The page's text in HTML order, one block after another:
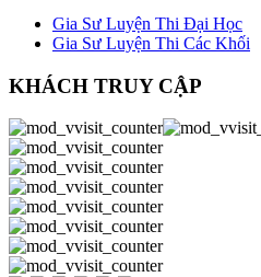
Gia Sư Luyện Thi Đại Học
Gia Sư Luyện Thi Các Khối
KHÁCH TRUY CẬP